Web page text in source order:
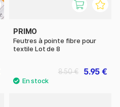
PRIMO
Feutres à pointe fibre pour
textile Lot de 8
5.95 €
8.50 €